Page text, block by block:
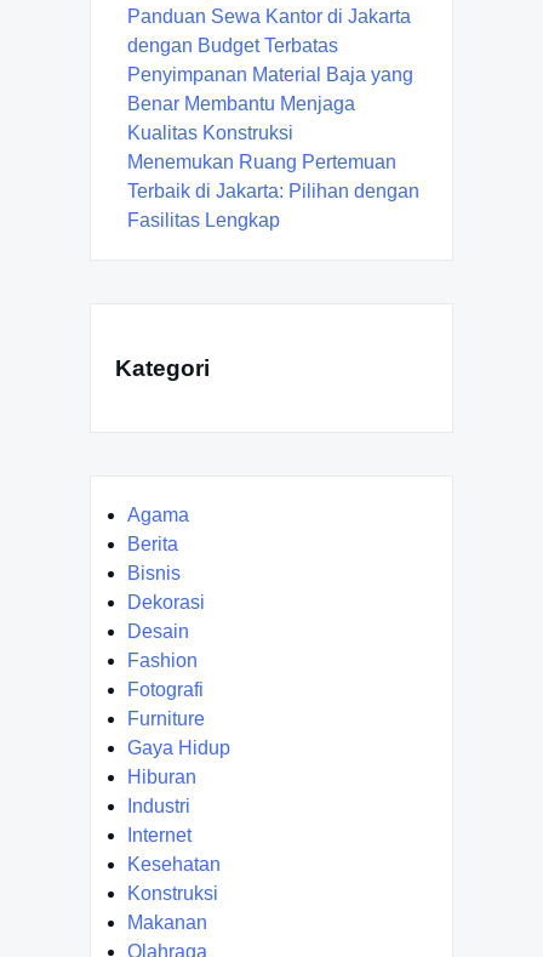
Panduan Sewa Kantor di Jakarta
dengan Budget Terbatas
Penyimpanan Material Baja yang
Benar Membantu Menjaga
Kualitas Konstruksi
Menemukan Ruang Pertemuan
Terbaik di Jakarta: Pilihan dengan
Fasilitas Lengkap
Kategori
Agama
Berita
Bisnis
Dekorasi
Desain
Fashion
Fotografi
Furniture
Gaya Hidup
Hiburan
Industri
Internet
Kesehatan
Konstruksi
Makanan
Olahraga